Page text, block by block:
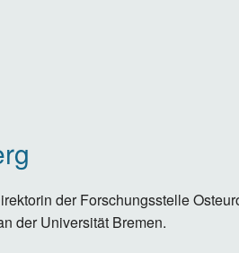
der Forschungsstelle
der Universität Bremen.